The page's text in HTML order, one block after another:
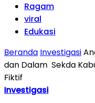
Ragam
viral
Edukasi
Beranda Investigasi
dan Dalam Sekda
Fiktif
Investigasi